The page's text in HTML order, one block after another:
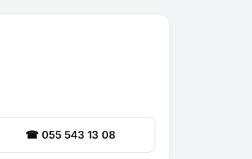
☎ 055 543 13 08